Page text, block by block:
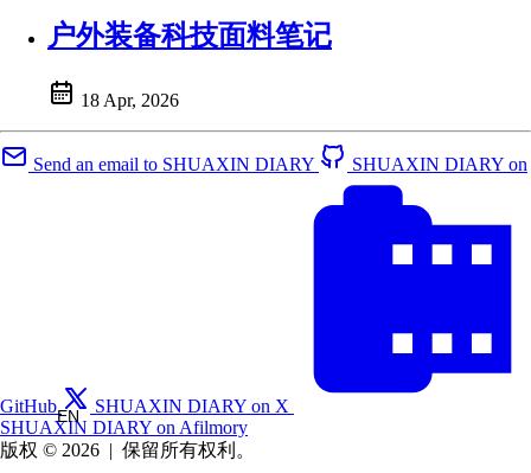
户外装备科技面料笔记
18 Apr, 2026
Send an email to SHUAXIN DIARY SHUAXIN DIARY on
GitHub
SHUAXIN DIARY on X
SHUAXIN DIARY on Afilmory
版权 © 2026 | 保留所有权利。
EN